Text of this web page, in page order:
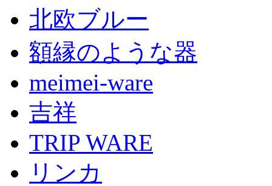
北欧ブルー
額縁のような器
meimei-ware
吉祥
TRIP WARE
リンカ